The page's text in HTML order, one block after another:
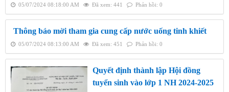
05/07/2024 08:18:00 AM Đã xem: 441 Phản hồi: 0
Thông báo mời tham gia cung cấp nước uống tinh khiết
05/07/2024 08:13:00 AM Đã xem: 451 Phản hồi: 0
Quyết định thành lập Hội đồng
tuyển sinh vào lớp 1 NH 2024-2025